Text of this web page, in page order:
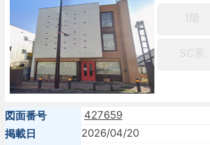
1階
SC系
図面番号
427659
掲載日
2026/04/20